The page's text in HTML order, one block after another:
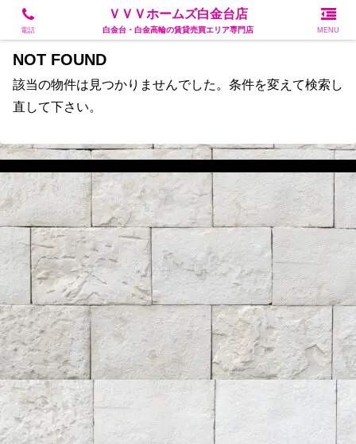
NOT FOUND
該当の物件は見つかりませんでした。条件を変えて検索し
直して下さい。
電話
ＶＶＶホームズ白金台店
白金台・白金高輪の賃貸売買エリア専門店 MENU